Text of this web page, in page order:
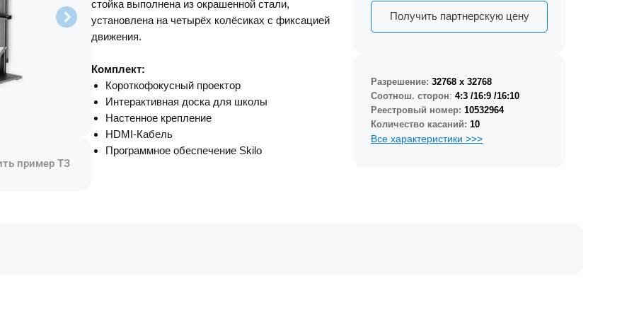
кабель-канал, модульная
система Колонная
рельсовая система
доска 16:9
32768 х 32768
доска 16:10
0,1 мм
стойка для
доски
32768 х 32768
система
панелью
решение для любого
класса
хранения для рельсовой
пример ТЗ
стойка выполнена из окрашенной стали,
установлена на четырёх колёсиках с фиксацией
движения.
Комплект:
Короткофокусный проектор
Интерактивная доска для школы
Настенное крепление
HDMI-Кабель
Программное обеспечение Skilo
Разрешение: 32768 x 32768
Соотнош. сторон: 4:3 /16:9 /16:10
Реестровый номер: 10532964
Количество касаний: 10
Все характеристики >>>
Получить партнерскую цену